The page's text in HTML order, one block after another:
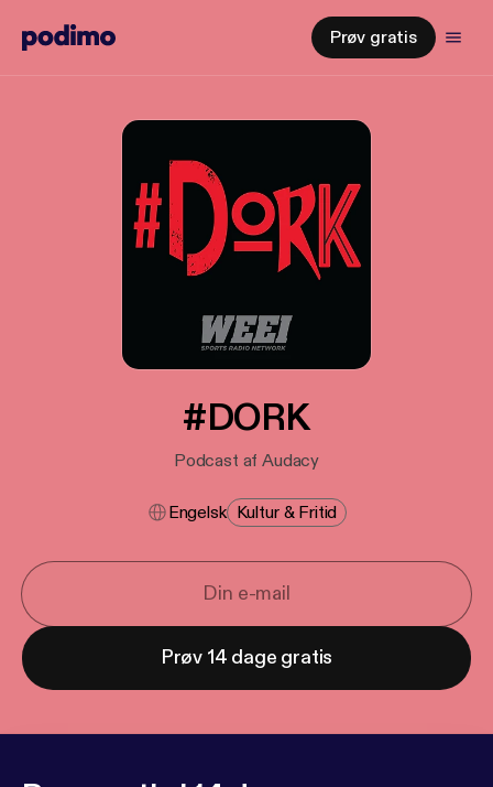
Prøv gratis
#DORK
Podcast af Audacy
Engelsk Kultur & Fritid
Prøv 14 dage gratis